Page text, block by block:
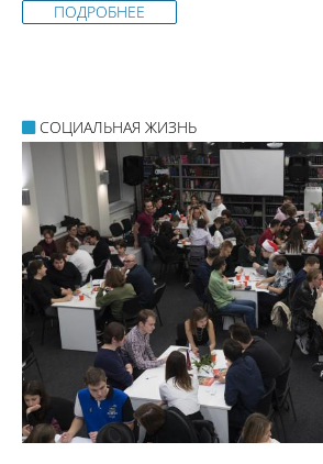
ПОДРОБНЕЕ
СОЦИАЛЬНАЯ ЖИЗНЬ